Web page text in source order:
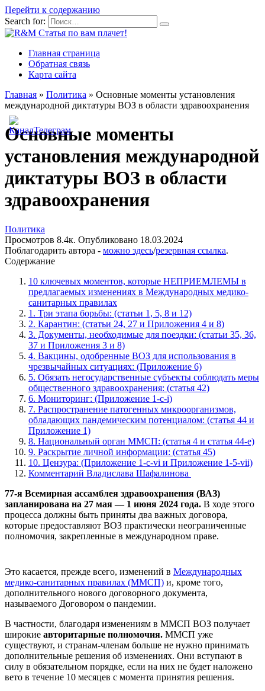
Перейти к содержанию
Search for:
Главная страница
Обратная связь
Карта сайта
Главная » Политика » Основные моменты установления
международной диктатуры ВОЗ в области здравоохранения
Основные моменты
установления международной
диктатуры ВОЗ в области
здравоохранения
Политика
Просмотров 8.4к. Опубликовано 18.03.2024
Поблагодарить автора - можно здесь/резервная ссылка.
Содержание
10 ключевых моментов, которые НЕПРИЕМЛЕМЫ в
предлагаемых изменениях в Международных медико-
санитарных правилах
1. Три этапа борьбы: (статьи 1, 5, 8 и 12)
2. Карантин: (статьи 24, 27 и Приложения 4 и 8)
3. Документы, необходимые для поездки: (статьи 35, 36,
37 и Приложения 3 и 8)
4. Вакцины, одобренные ВОЗ для использования в
чрезвычайных ситуациях: (Приложение 6)
5. Обязать негосударственные субъекты соблюдать меры
общественного здравоохранения: (статья 42)
6. Мониторинг: (Приложение 1-c-i)
7. Распространение патогенных микроорганизмов,
обладающих пандемическим потенциалом: (статья 44 и
Приложение 1)
8. Национальный орган ММСП: (статья 4 и статья 44-е)
9. Раскрытие личной информации: (статья 45)
10. Цензура: (Приложение 1-c-vi и Приложение 1-5-vii)
Комментарий Владислава Шафалинова
77-я Всемирная ассамблея здравоохранения (ВАЗ)
запланирована на 27 мая — 1 июня 2024 года. В ходе этого
процесса должны быть приняты два важных договора,
которые предоставляют ВОЗ практически неограниченные
полномочия, закрепленные в международном праве.
Это касается, прежде всего, изменений в Международных
медико-санитарных правилах (ММСП) и, кроме того,
дополнительного нового договорного документа,
называемого Договором о пандемии.
В частности, благодаря изменениям в ММСП ВОЗ получает
широкие авторитарные полномочия. ММСП уже
существуют, и странам-членам больше не нужно принимать
дополнительные решения об изменениях. Они вступают в
силу в обязательном порядке, если на них не будет наложено
вето в течение 10 месяцев с момента принятия решения.